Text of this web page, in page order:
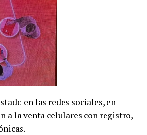
en las redes sociales, en
a la venta celulares con registro,